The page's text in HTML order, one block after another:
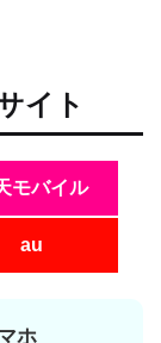
イト
モバイル
au
ホ